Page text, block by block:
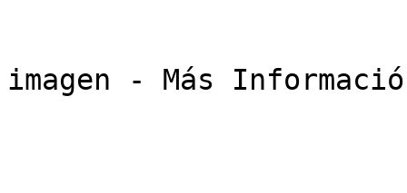
imagen - Más